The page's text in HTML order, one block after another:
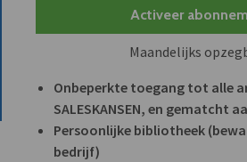
Activeer
Maandelijks
Onbeperkte toegang tot alle
SALESKANSEN, en gematcht
Persoonlijke bibliotheek
bedrijf)